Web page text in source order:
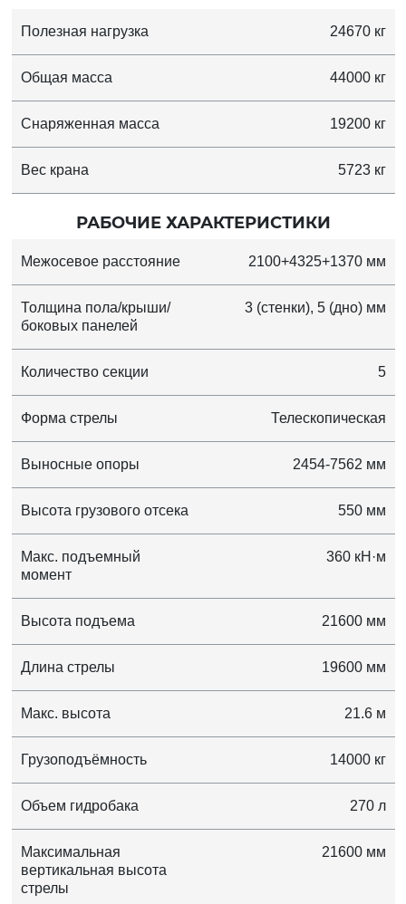
Полезная нагрузка 24670 кг
Общая масса 44000 кг
Снаряженная масса 19200 кг
Вес крана 5723 кг
РАБОЧИЕ ХАРАКТЕРИСТИКИ
Межосевое расстояние 2100+4325+1370 мм
Толщина пола/крыши/
боковых панелей
3 (стенки), 5 (дно) мм
Количество секции 5
Форма стрелы Телескопическая
Выносные опоры 2454-7562 мм
Высота грузового отсека 550 мм
Макс. подъемный
момент
360 кН·м
Высота подъема 21600 мм
Длина стрелы 19600 мм
Макс. высота 21.6 м
Грузоподъёмность 14000 кг
Объем гидробака 270 л
Максимальная
вертикальная высота
стрелы
21600 мм